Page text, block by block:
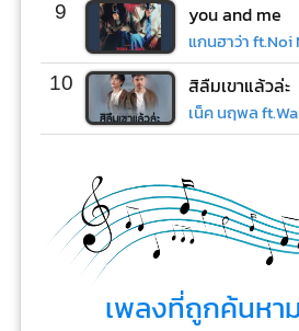
9 you and me
10 สิลืมเขาแล้วล่ะ
เน็ค นฤพล
เพลงที่ถูกค้นหา